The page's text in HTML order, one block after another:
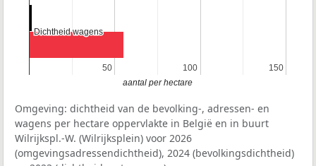
50
50 100
100 150
150
Dichtheid wagens
Dichtheid wagens
aantal per hectare
Omgeving: dichtheid van de bevolking-, adressen- en
wagens per hectare oppervlakte in België en in buurt
Wilrijkspl.-W. (Wilrijksplein) voor 2026
(omgevingsadressendichtheid), 2024 (bevolkingsdichtheid)